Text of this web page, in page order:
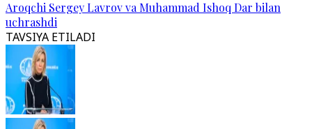
Aroqchi Sergey Lavrov va Muhammad Ishoq Dar bilan
uchrashdi
TAVSIYA ETILADI